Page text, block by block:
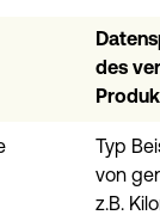
des
Typ
von
z.B.